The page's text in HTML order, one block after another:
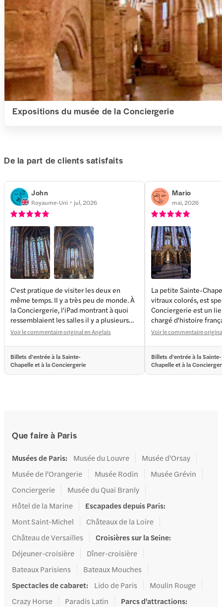
Expositions du musée de la Conciergerie
De la part de clients satisfaits
John
Royaume-Uni jul, 2026
C'est pratique de visiter les deux en
même temps. Il y a très peu de monde. À
la Conciergerie, l'iPad montrant à quoi
ressemblaient les salles il y a plusieurs
siècles était intéressant. La Sainte-
peu pour trouver l'escalier étroit qui
mène à la chapelle elle-même. Il n'y a
Voir le commentaire original en Anglais
Billets d'entrée à la Sainte-
Chapelle et à la Conciergerie
Mario
mai, 2026
La petite Sainte-
vitraux colorés, est
Conciergerie est un
chargé d'histoire
Voir le commentaire
Billets d'entrée à la Sainte-
Chapelle et à la
Que faire à Paris
Musées de Paris: Musée du Louvre
Musée d'Orsay
Musée de l'Orangerie
Musée Rodin
Musée Grévin
Conciergerie
Musée du Quai Branly
Hôtel de la Marine
Escapades depuis Paris:
Mont Saint-Michel
Châteaux de la Loire
Château de Versailles
Croisières sur la Seine:
Déjeuner-croisière
Dîner-croisière
Bateaux Parisiens
Bateaux Mouches
Spectacles de cabaret: Lido de Paris
Moulin Rouge
Crazy Horse
Paradis Latin Parcs d'attractions: